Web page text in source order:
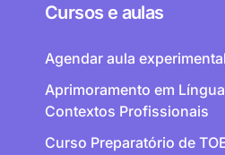
Cursos e aulas
Agendar aula
Aprimoramento em
Contextos Profissionais
Curso Preparatório de